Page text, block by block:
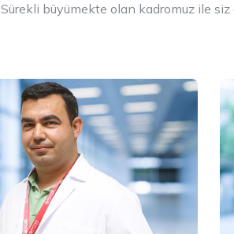
Sürekli büyümekte olan kadromuz ile